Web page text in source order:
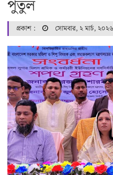
পুতুল
প্রকাশ : সোমবার, ২ মার্চ,